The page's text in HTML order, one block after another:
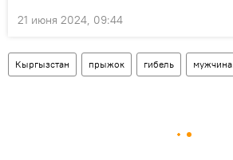
21 июня 2024, 09:44
Кыргызстан прыжок гибель мужчина